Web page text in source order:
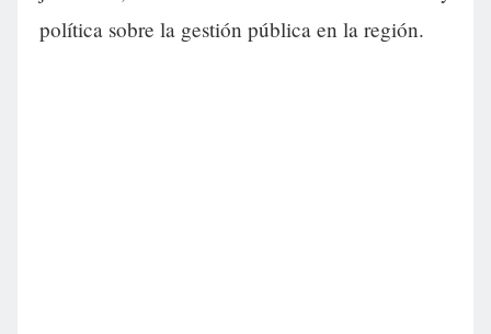
política sobre la gestión pública en la región.